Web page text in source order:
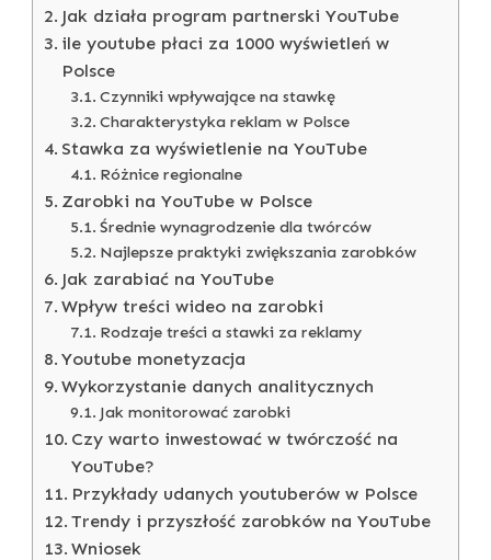
Jak działa program partnerski YouTube
ile youtube płaci za 1000 wyświetleń w
Polsce
Czynniki wpływające na stawkę
Charakterystyka reklam w Polsce
Stawka za wyświetlenie na YouTube
Różnice regionalne
Zarobki na YouTube w Polsce
Średnie wynagrodzenie dla twórców
Najlepsze praktyki zwiększania zarobków
Jak zarabiać na YouTube
Wpływ treści wideo na zarobki
Rodzaje treści a stawki za reklamy
Youtube monetyzacja
Wykorzystanie danych analitycznych
Jak monitorować zarobki
Czy warto inwestować w twórczość na
YouTube?
Przykłady udanych youtuberów w Polsce
Trendy i przyszłość zarobków na YouTube
Wniosek